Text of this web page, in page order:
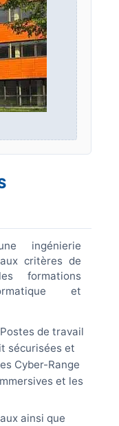
ingénierie
critères de
formations
et
Postes de travail
sécurisées et
Cyber-Range
et les
ainsi que